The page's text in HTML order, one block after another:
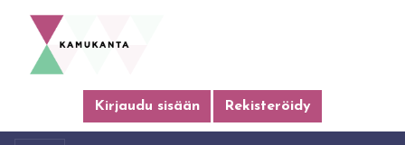
Kirjaudu sisään Rekisteröidy